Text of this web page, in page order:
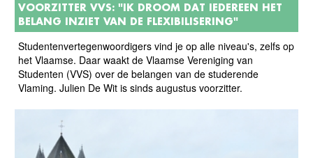
VOORZITTER VVS: "IK DROOM DAT IEDEREEN HET
BELANG INZIET VAN DE FLEXIBILISERING"
Studentenvertegenwoordigers vind je op alle niveau's, zelfs op
het Vlaamse. Daar waakt de Vlaamse Vereniging van
Studenten (VVS) over de belangen van de studerende
Vlaming. Julien De Wit is sinds augustus voorzitter.